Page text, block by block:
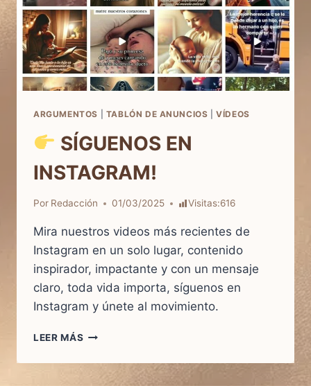
ARGUMENTOS TABLÓN DE ANUNCIOS |VÍDEOS
SÍGUENOS EN
INSTAGRAM!
Por Redacción 01/03/2025 Visitas:616
Mira nuestros videos más recientes de
Instagram en un solo lugar, contenido
inspirador, impactante y con un mensaje
claro, toda vida importa, síguenos en
Instagram y únete al movimiento.
LEER MÁS
EN
INSTAGRAM!